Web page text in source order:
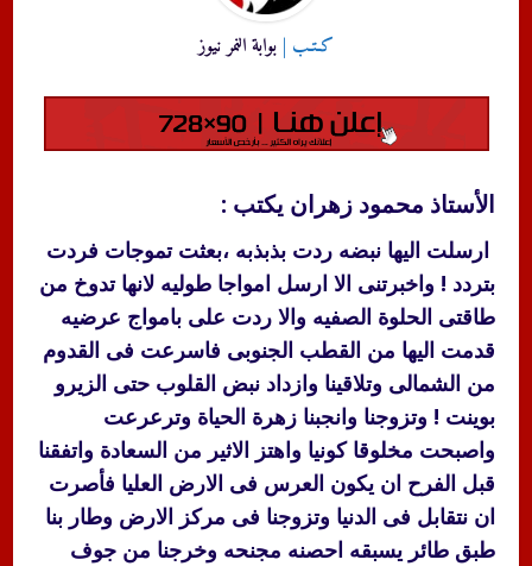
كـتـب | بوابة النمر نيوز
الأستاذ محمود زهران يكتب :
ارسلت اليها نبضه ردت بذبذبه ،بعثت تموجات فردت
بتردد ! واخبرتنى الا ارسل امواجا طوليه لانها تدوخ من
طاقتى الحلوة الصفيه والا ردت على بامواج عرضيه
قدمت اليها من القطب الجنوبى فاسرعت فى القدوم
من الشمالى وتلاقينا وازداد نبض القلوب حتى الزيرو
بوينت ! وتزوجنا وانجبنا زهرة الحياة وترعرعت
واصبحت مخلوقا كونيا واهتز الاثير من السعادة واتفقنا
قبل الفرح ان يكون العرس فى الارض العليا فأصرت
ان نتقابل فى الدنيا وتزوجنا فى مركز الارض وطار بنا
طبق طائر يسبقه احصنه مجنحه وخرجنا من جوف